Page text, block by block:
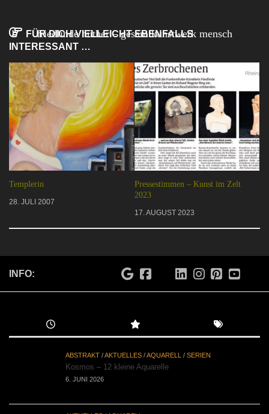
friedlinde hüther – gesamtkunstwerk mensch
FÜR DICH VIELLEICHT EBENFALLS
INTERESSANT …
Templerin
28. JULI 2007
Pressestimmen – Kunst im Zelt
2023
17. AUGUST 2023
INFO:
ABSTRAKT /AKTUELLES /AQUARELL / SERIEN
Kosmos – 12 kleine Aquarelle
6. JUNI 2026